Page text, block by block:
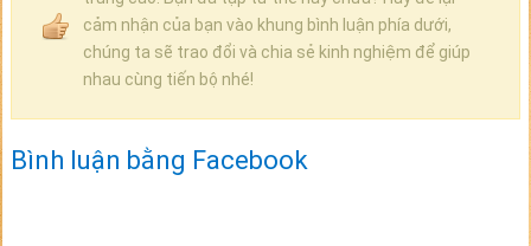
cảm nhận của bạn vào khung bình luận phía dưới,
chúng ta sẽ trao đổi và chia sẻ kinh nghiệm để giúp
nhau cùng tiến bộ nhé!
Bình luận bằng Facebook